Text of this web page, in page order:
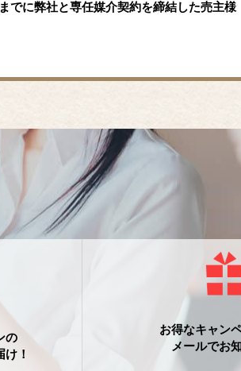
でに弊社と専任媒介契約を締結した売主様
の
！
お得なキャン
メールでお